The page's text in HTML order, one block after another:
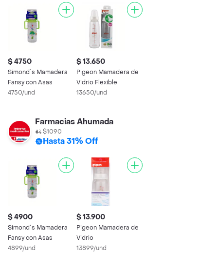
$ 4750
Simond´s Mamadera
Fansy con Asas
4750/und
$ 13.650
Pigeon Mamadera de
Vidrio Flexible
13650/und
Farmacias Ahumada
$1090
Hasta 31% Off
$ 4900
Simond´s Mamadera
Fansy con Asas
4899/und
$ 13.900
Pigeon Mamadera de
Vidrio
13899/und